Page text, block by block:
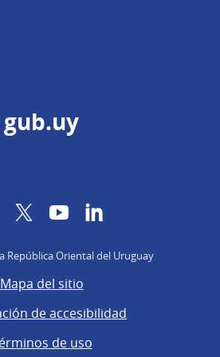
gub.uy
FacebookTwitterYouTube
República Oriental del Uruguay
Mapa del sitio
de accesibilidad
de uso